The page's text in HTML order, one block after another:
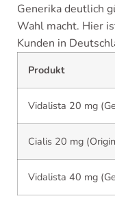
Generika deutlich
Wahl macht. Hier
Kunden in
Produkt
Vidalista 20 mg
Cialis 20 mg
Vidalista 40 mg